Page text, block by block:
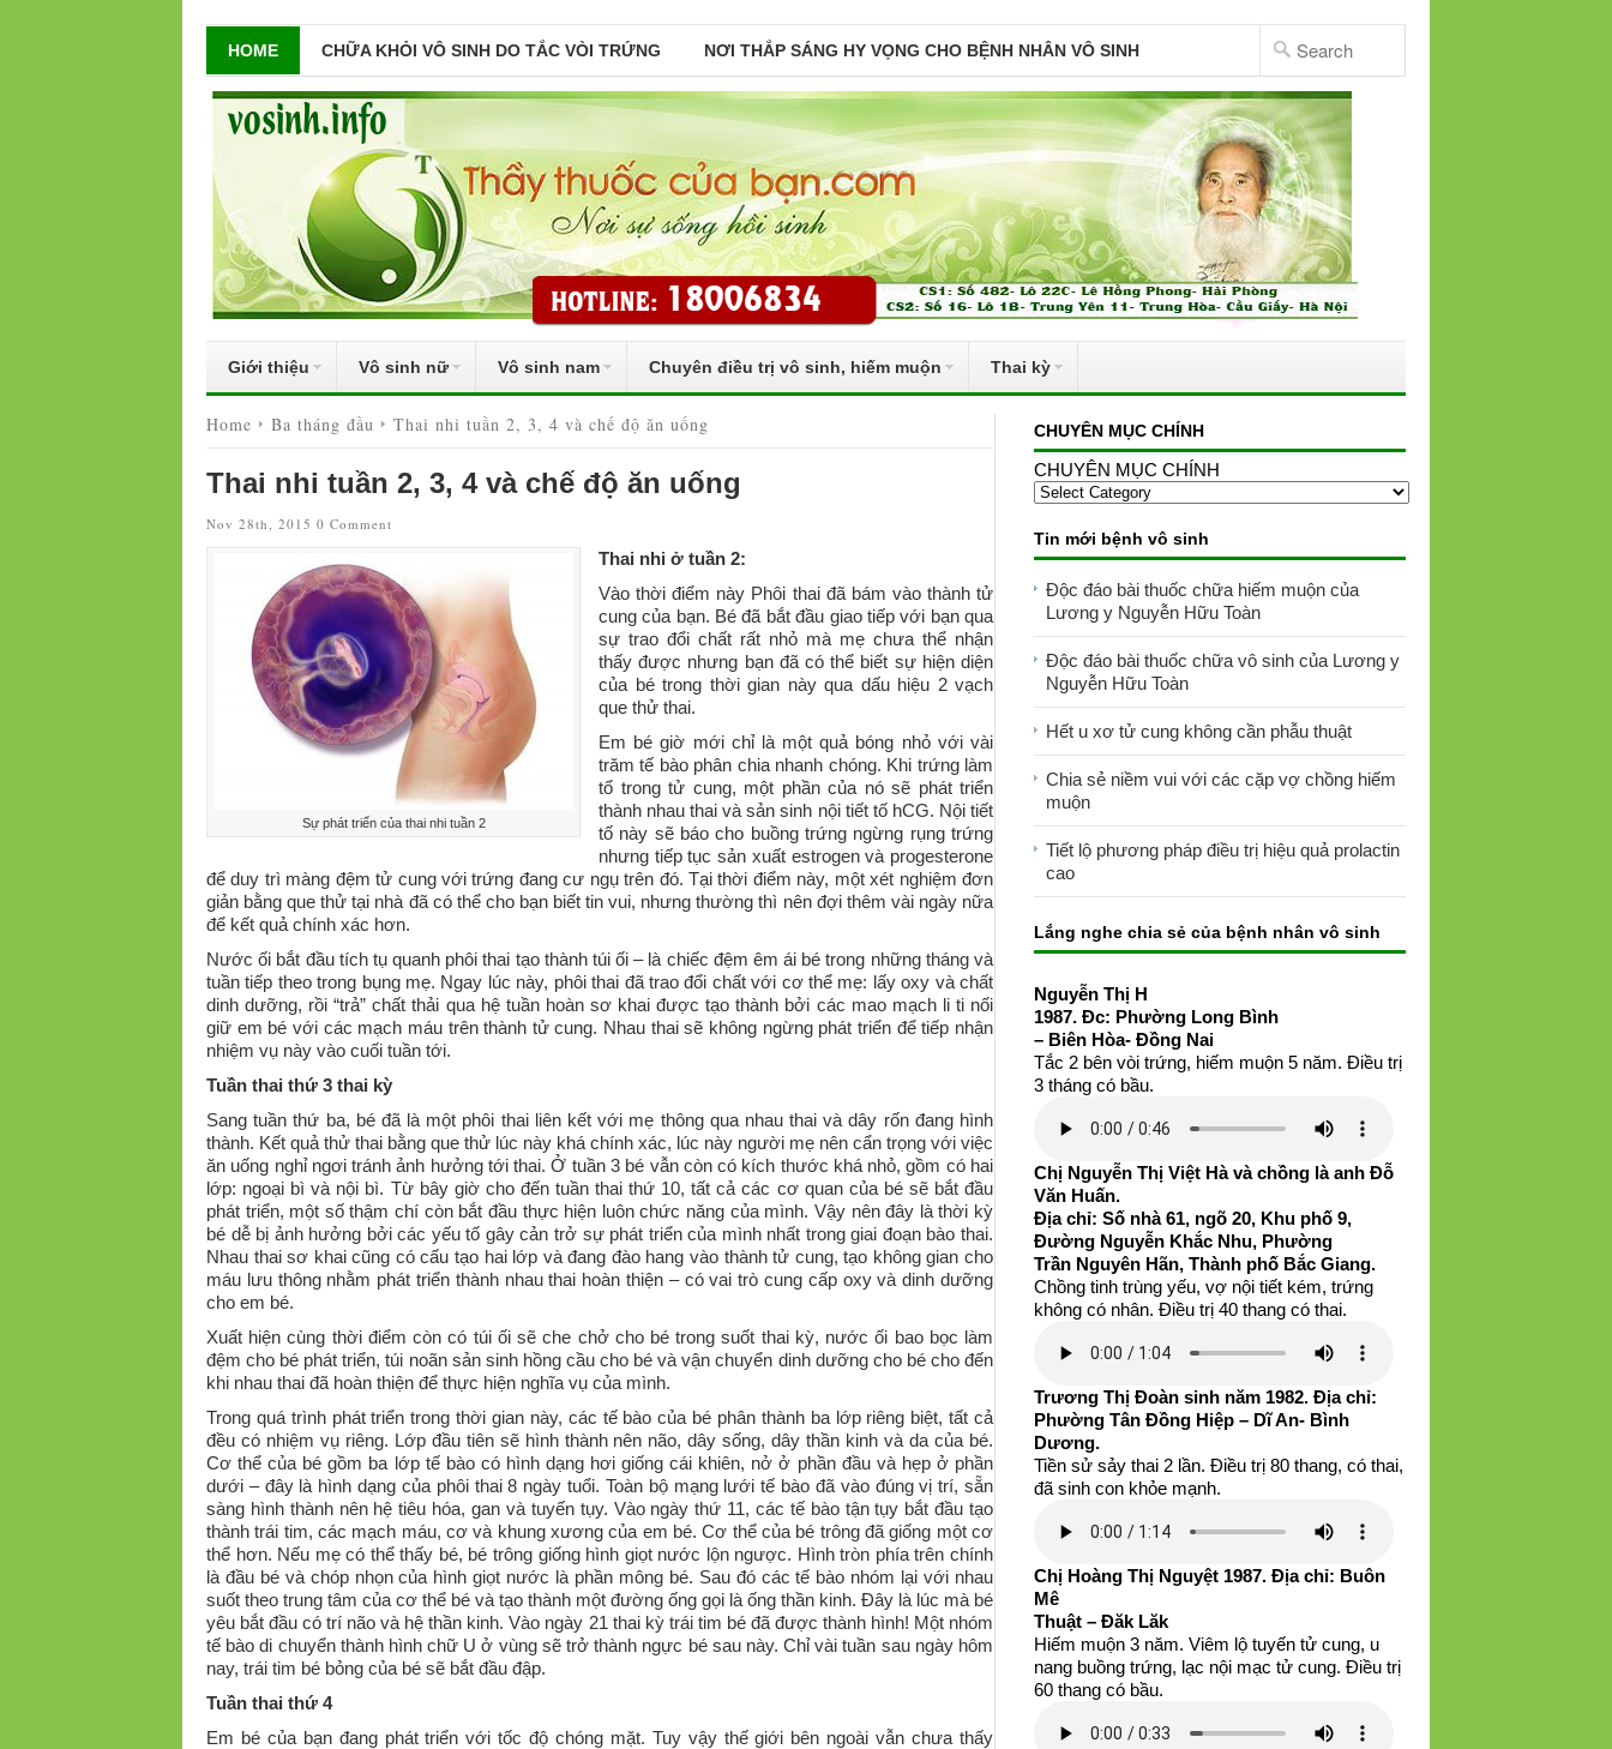
HOME CHỮA KHỎI VÔ SINH DO TẮC VÒI TRỨNG NƠI THẮP SÁNG HY VỌNG CHO BỆNH NHÂN VÔ SINH
Giới thiệu Vô sinh nữ Vô sinh nam Chuyên điều trị vô sinh, hiếm muộn Thai kỳ
Home Ba tháng đầu Thai nhi tuần 2, 3, 4 và chế độ ăn uống
Thai nhi tuần 2, 3, 4 và chế độ ăn uống
Nov 28th, 2015 0 Comment
Sự phát triển của thai nhi tuần 2
Thai nhi ở tuần 2:
Vào thời điểm này Phôi thai đã bám vào thành tử
cung của bạn. Bé đã bắt đầu giao tiếp với bạn qua
sự trao đổi chất rất nhỏ mà mẹ chưa thể nhận
thấy được nhưng bạn đã có thể biết sự hiện diện
của bé trong thời gian này qua dấu hiệu 2 vạch
que thử thai.
Em bé giờ mới chỉ là một quả bóng nhỏ với vài
trăm tế bào phân chia nhanh chóng. Khi trứng làm
tổ trong tử cung, một phần của nó sẽ phát triển
thành nhau thai và sản sinh nội tiết tố hCG. Nội tiết
tố này sẽ báo cho buồng trứng ngừng rụng trứng
nhưng tiếp tục sản xuất estrogen và progesterone
để duy trì màng đệm tử cung với trứng đang cư ngụ trên đó. Tại thời điểm này, một xét nghiệm đơn
giản bằng que thử tại nhà đã có thể cho bạn biết tin vui, nhưng thường thì nên đợi thêm vài ngày nữa
để kết quả chính xác hơn.
Nước ối bắt đầu tích tụ quanh phôi thai tạo thành túi ối – là chiếc đệm êm ái bé trong những tháng và
tuần tiếp theo trong bụng mẹ. Ngay lúc này, phôi thai đã trao đổi chất với cơ thể mẹ: lấy oxy và chất
dinh dưỡng, rồi “trả” chất thải qua hệ tuần hoàn sơ khai được tạo thành bởi các mao mạch li ti nối
giữ em bé với các mạch máu trên thành tử cung. Nhau thai sẽ không ngừng phát triển để tiếp nhận
nhiệm vụ này vào cuối tuần tới.
Tuần thai thứ 3 thai kỳ
Sang tuần thứ ba, bé đã là một phôi thai liên kết với mẹ thông qua nhau thai và dây rốn đang hình
thành. Kết quả thử thai bằng que thử lúc này khá chính xác, lúc này người mẹ nên cẩn trọng với việc
ăn uống nghỉ ngơi tránh ảnh hưởng tới thai. Ở tuần 3 bé vẫn còn có kích thước khá nhỏ, gồm có hai
lớp: ngoại bì và nội bì. Từ bây giờ cho đến tuần thai thứ 10, tất cả các cơ quan của bé sẽ bắt đầu
phát triển, một số thậm chí còn bắt đầu thực hiện luôn chức năng của mình. Vậy nên đây là thời kỳ
bé dễ bị ảnh hưởng bởi các yếu tố gây cản trở sự phát triển của mình nhất trong giai đoạn bào thai.
Nhau thai sơ khai cũng có cấu tạo hai lớp và đang đào hang vào thành tử cung, tạo không gian cho
máu lưu thông nhằm phát triển thành nhau thai hoàn thiện – có vai trò cung cấp oxy và dinh dưỡng
cho em bé.
Xuất hiện cùng thời điểm còn có túi ối sẽ che chở cho bé trong suốt thai kỳ, nước ối bao bọc làm
đệm cho bé phát triển, túi noãn sản sinh hồng cầu cho bé và vận chuyển dinh dưỡng cho bé cho đến
khi nhau thai đã hoàn thiện để thực hiện nghĩa vụ của mình.
Trong quá trình phát triển trong thời gian này, các tế bào của bé phân thành ba lớp riêng biệt, tất cả
đều có nhiệm vụ riêng. Lớp đầu tiên sẽ hình thành nên não, dây sống, dây thần kinh và da của bé.
Cơ thể của bé gồm ba lớp tế bào có hình dạng hơi giống cái khiên, nở ở phần đầu và hẹp ở phần
dưới – đây là hình dạng của phôi thai 8 ngày tuổi. Toàn bộ mạng lưới tế bào đã vào đúng vị trí, sẵn
sàng hình thành nên hệ tiêu hóa, gan và tuyến tụy. Vào ngày thứ 11, các tế bào tận tụy bắt đầu tạo
thành trái tim, các mạch máu, cơ và khung xương của em bé. Cơ thể của bé trông đã giống một cơ
thể hơn. Nếu mẹ có thể thấy bé, bé trông giống hình giọt nước lộn ngược. Hình tròn phía trên chính
là đầu bé và chóp nhọn của hình giọt nước là phần mông bé. Sau đó các tế bào nhóm lại với nhau
suốt theo trung tâm của cơ thể bé và tạo thành một đường ống gọi là ống thần kinh. Đây là lúc mà bé
yêu bắt đầu có trí não và hệ thần kinh. Vào ngày 21 thai kỳ trái tim bé đã được thành hình! Một nhóm
tế bào di chuyển thành hình chữ U ở vùng sẽ trở thành ngực bé sau này. Chỉ vài tuần sau ngày hôm
nay, trái tim bé bỏng của bé sẽ bắt đầu đập.
Tuần thai thứ 4
Em bé của bạn đang phát triển với tốc độ chóng mặt. Tuy vậy thế giới bên ngoài vẫn chưa thấy
CHUYÊN MỤC CHÍNH
CHUYÊN MỤC CHÍNH
Tin mới bệnh vô sinh
Độc đáo bài thuốc chữa hiếm muộn của
Lương y Nguyễn Hữu Toàn
Độc đáo bài thuốc chữa vô sinh của Lương y
Nguyễn Hữu Toàn
Hết u xơ tử cung không cần phẫu thuật
Chia sẻ niềm vui với các cặp vợ chồng hiếm
muộn
Tiết lộ phương pháp điều trị hiệu quả prolactin
cao
Lắng nghe chia sẻ của bệnh nhân vô sinh
Nguyễn Thị H
1987. Đc: Phường Long Bình
– Biên Hòa- Đồng Nai
Tắc 2 bên vòi trứng, hiếm muộn 5 năm. Điều trị
3 tháng có bầu.
Chị Nguyễn Thị Việt Hà và chồng là anh Đỗ
Văn Huấn.
Địa chỉ: Số nhà 61, ngõ 20, Khu phố 9,
Đường Nguyễn Khắc Nhu, Phường
Trần Nguyên Hãn, Thành phố Bắc Giang.
Chồng tinh trùng yếu, vợ nội tiết kém, trứng
không có nhân. Điều trị 40 thang có thai.
Trương Thị Đoàn sinh năm 1982. Địa chỉ:
Phường Tân Đồng Hiệp – Dĩ An- Bình
Dương.
Tiền sử sảy thai 2 lần. Điều trị 80 thang, có thai,
đã sinh con khỏe mạnh.
Chị Hoàng Thị Nguyệt 1987. Địa chỉ: Buôn
Mê
Thuật – Đăk Lăk
Hiếm muộn 3 năm. Viêm lộ tuyến tử cung, u
nang buồng trứng, lạc nội mạc tử cung. Điều trị
60 thang có bầu.